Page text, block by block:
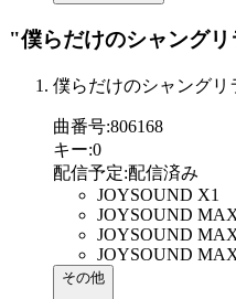
"僕らだけのシャング
僕らだけのシャングリ
曲番号:806168
キー:0
配信予定:配信済み
JOYSOUND X1
JOYSOUND
JOYSOUND
JOYSOUND
その他